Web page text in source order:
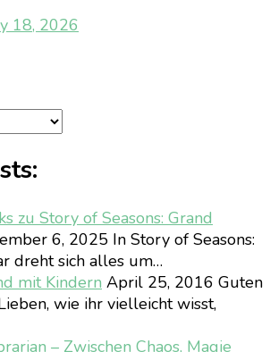
18, 2026
zu Story of Seasons: Grand
6, 2025 In Story of Seasons:
dreht sich alles um…
mit Kindern April 25, 2016 Guten
wie ihr vielleicht wisst,
– Zwischen Chaos, Magie